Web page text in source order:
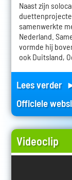
Naast zijn
samenwerkte
Nederland.
vormde hij
ook Duitsland,
Lees verder
Officiele
Videoclip